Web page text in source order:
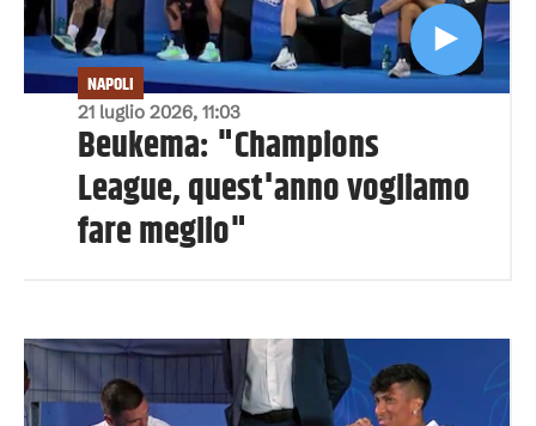
21 luglio 2026, 11:03
NAPOLI
Beukema: "Champions
League, quest'anno vogliamo
fare meglio"